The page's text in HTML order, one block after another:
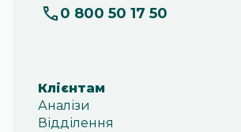
0 800 50 17 50
Клієнтам
Аналізи
Відділення